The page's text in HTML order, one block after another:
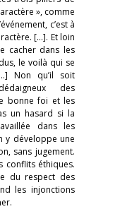
», comme
c’est à
[…]. Et loin
cacher dans les
le voilà qui se
Non qu’il soit
des
bonne foi et les
un hasard si la
dans les
y développe une
sans jugement.
conflits éthiques.
du respect des
les injonctions